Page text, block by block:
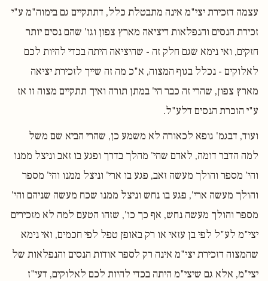
עצמה דזכירת יצי"מ אינה מתבטלת כלל, דתתקיים גם בימוה"מ ע"י
זכירת הנסים והנפלאות דיציאה מארץ צפון וגו' שהם נסים יותר
חזקים, ואי נימא שגם חלק זה - שהיציאה היתה בכדי להיות לכם
לאלוקים - נכלל בגוף המצוה, א"כ מה זה שייך לזכירת יציאה
מארץ צפון, שהרי זה כבר הי' במתן תורה ואיך תתקיים מצוה זו אז
ע"י הזכרת הנסים דלע"ל.
ועוד, דבגמ' גופא לכאורה לא משמע כן, שהרי הביא שם משל
למה הדבר דומה, לאדם שהי' מהלך בדרך ופגע בו זאב וניצל ממנו
והי' מספר והולך מעשה זאב, פגע בו ארי' וניצל ממנו והי' מספר
והולך מעשה ארי', פגע בו נחש וניצל ממנו שכח מעשה שניהם והי'
מספר והולך מעשה נחש, אף כך כו', שזהו הטעם למה לא מזכירים
יצי"מ לע"ל לפי בן עזאי או רק באופן טפל לפי חכמים, ואי נימא
שהמצוה דזכירת יצי"מ אינה רק לספר אודות הנסים והנפלאות של
יצי"מ, אלא גם שיצי"מ היתה בכדי להיות לכם לאלוקים, דעי"ז